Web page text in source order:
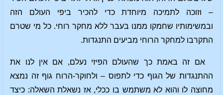
– וזוכה לתמיכה מיוחדת כדי להכיר ביפי העולם הזה
ובמשימותיו שחמקו ממנו בעבר ללא מחקר רוחי. כל מי שטרם
התקרבו למחקר הרוחי מביעים התנגדות.
אם זה באמת כך שהעולם הפיזי נעלם, אם אין לנו את
ההתנגדות של הגוף כדי לתפוס – ולחוקר-הרוח גוף זה נמצא
מחוצה לו והוא לא משתמש בו ככלי, אז נשאלת השאלה: כיצד